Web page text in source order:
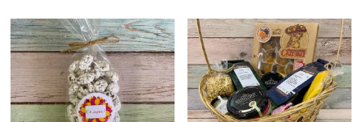
148,
800
гр